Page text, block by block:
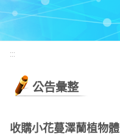
:::
公告彙整
收購小花蔓澤蘭植物體